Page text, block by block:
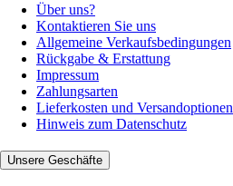
Über uns?
Kontaktieren Sie uns
Allgemeine Verkaufsbedingungen
Rückgabe & Erstattung
Impressum
Zahlungsarten
Lieferkosten und Versandoptionen
Hinweis zum Datenschutz
Unsere Geschäfte